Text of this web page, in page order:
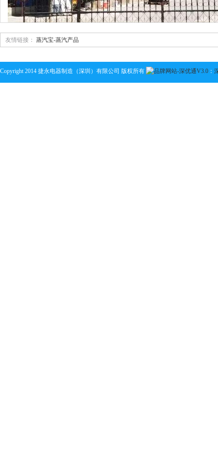
捷永电器制造(深圳 有限公司
捷永电器拥有精密模具、家电、水泵等的设计与制造能力，拥有120多台德国、
工设备以及检验检测设备；拥有原创品牌“蒸汽宝”“steam care”，系列家居护理蒸
是中国首批干蒸汽技术家居健康护理产品的专业制商。生产各种规格的微型电磁
友情链接： 蒸汽宝-蒸汽产品
Copyright 2014 捷永电器制造（深圳）有限公司 版权所有 ：